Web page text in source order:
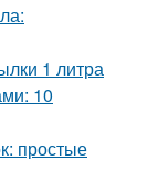
1 литра
10
простые